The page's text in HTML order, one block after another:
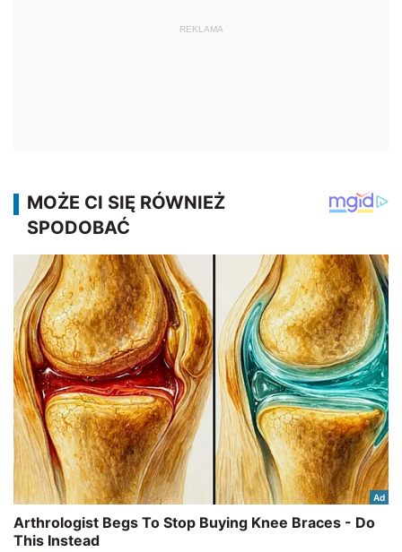
REKLAMA